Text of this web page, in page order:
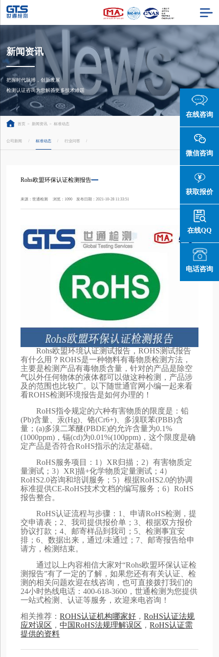
新闻资讯
把握时代脉搏，创新发展
检测认证咨询为您解答更多技术难题
首页 > 新闻资讯 > 标准动态
公司新闻 / 标准动态 / 行业问答 /
Rohs欧盟环保认证检测报告
来源：世通检测 浏览：1090 发布日期：2021-10-28 11:33:51
Rohs欧盟环境认证测试报告，ROHS测试报告
有什么用？ROHS是一种物料有毒物质检测方法，
主要是检测产品有毒物质含量，针对的产品是除空
气以外任何物体的液体都可以做这种检测，产品涉
及的范围也比较广。以下随世通官网小编一起来看
看ROHS检测环境报告是如何办理的！
RoHS指令规定的六种有害物质的限度是：铅
(Pb)含量、汞(Hg)、铬(Cr6+)、多溴联苯(PBB)含
量；(a)多溴二苯醚(PBDE)的允许含量为0.1%
(1000ppm)，镉(cd)为0.01%(100ppm)，这个限度是确
定产品是否符合RoHS指示的法定基础。
RoHS服务项目：1）XR归描；2）有害物质定
量测试；3）XR]描+化学物质定量测试；4）
RoHS2.0咨询和培训服务；5）根据RoHS2.0的协调
标准提供CE-RoHS技术文档的编写服务；6）RoHS
报告整合。
RoHS认证流程与步骤：1、申请RoHS检测，提
交申请表；2、我司提供报价单；3、根据双方报价
协议打款；4、邮寄样品到我司；5、检测事宜安
排；6、数据出来，通过/未通过；7、邮寄报告给申
请方，检测结束。
通过以上内容相信大家对“Rohs欧盟环保认证检
测报告”有了一定的了解，如果您还有有关认证、检
测的相关问题欢迎在线咨询，也可直接拨打我们的
24小时热线电话：400-618-3600，世通检测为您提供
一站式检测、认证等服务，欢迎来电咨询！
相关推荐：ROHS认证机构哪家好 ，RoHS认证法规
应对误区 ， 中国RoHS法规理解误区 ，RoHS认证需
提供的资料
在线咨询
微信咨询
获取报价
在线QQ
电话咨询